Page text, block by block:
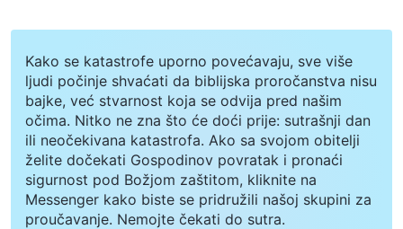
Kako se katastrofe uporno povećavaju, sve više
ljudi počinje shvaćati da biblijska proročanstva nisu
bajke, već stvarnost koja se odvija pred našim
očima. Nitko ne zna što će doći prije: sutrašnji dan
ili neočekivana katastrofa. Ako sa svojom obitelji
želite dočekati Gospodinov povratak i pronaći
sigurnost pod Božjom zaštitom, kliknite na
Messenger kako biste se pridružili našoj skupini za
proučavanje. Nemojte čekati do sutra.